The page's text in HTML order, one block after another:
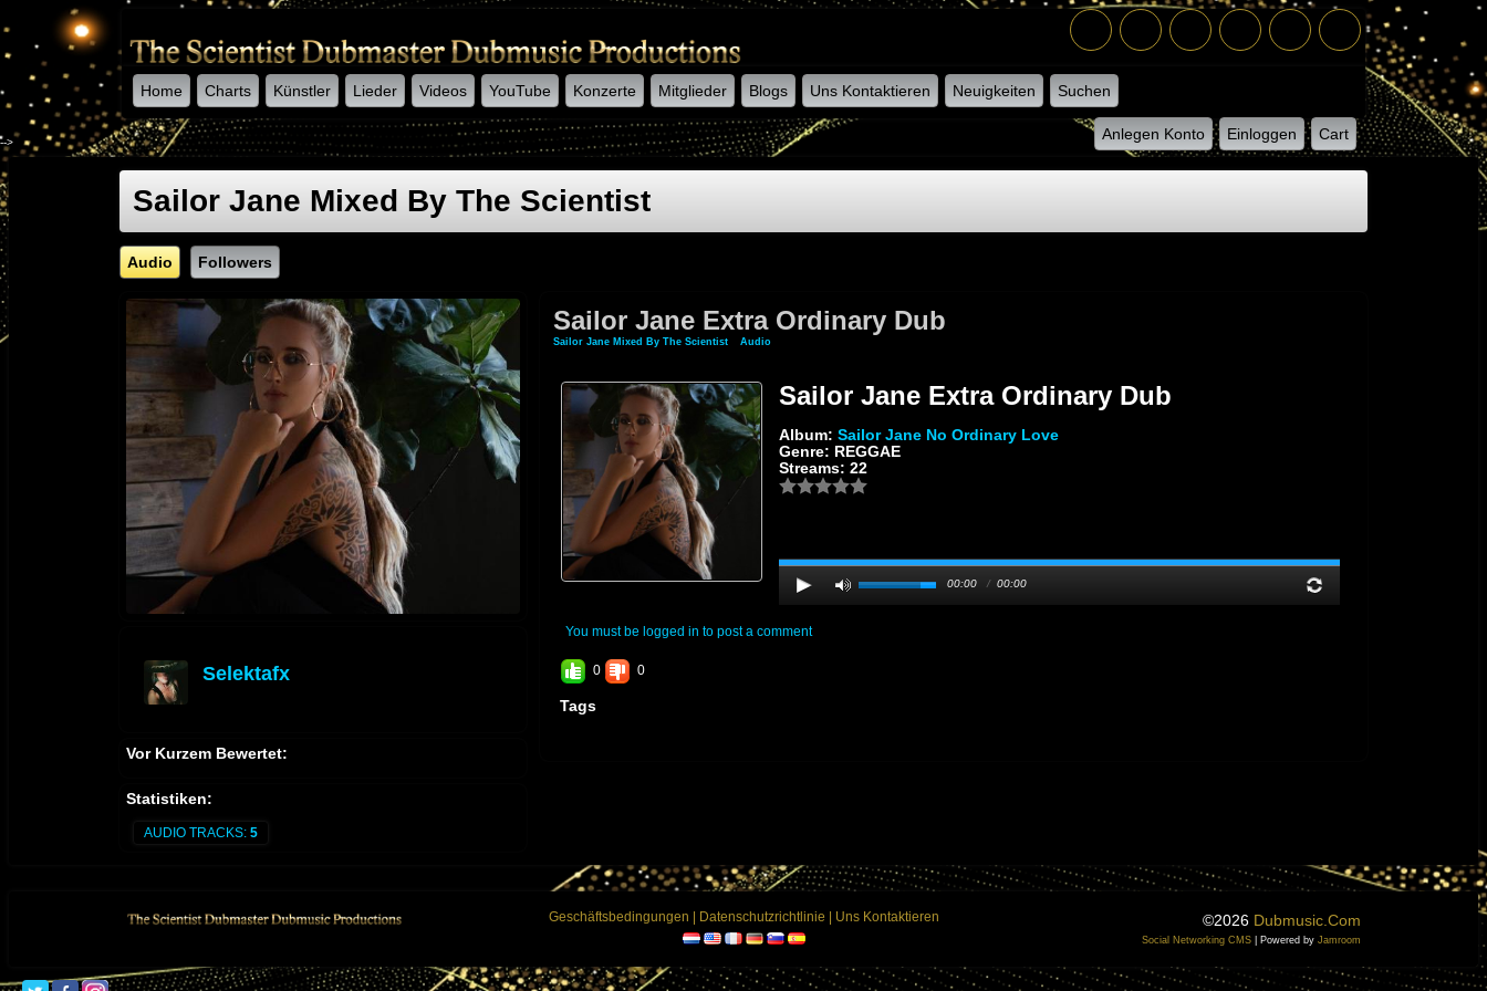
Home Charts Künstler Lieder Videos YouTube Konzerte Mitglieder Blogs Uns Kontaktieren Neuigkeiten Suchen
Anlegen Konto Einloggen Cart
-->
Sailor Jane Mixed By The Scientist
Audio Followers
Selektafx
Vor Kurzem Bewertet:
Statistiken:
AUDIO TRACKS: 5
Sailor Jane Extra Ordinary Dub
Sailor Jane Mixed By The Scientist» Audio» Sailor Jane Extra Ordinary Dub
Sailor Jane Extra Ordinary Dub
Album: Sailor Jane No Ordinary Love
Genre: REGGAE
Streams: 22
00:00 / 00:00
You must be logged in to post a comment
0 0
Tags
Geschäftsbedingungen | Datenschutzrichtlinie | Uns Kontaktieren ©2026 Dubmusic.com
Social Networking CMS | Powered by Jamroom